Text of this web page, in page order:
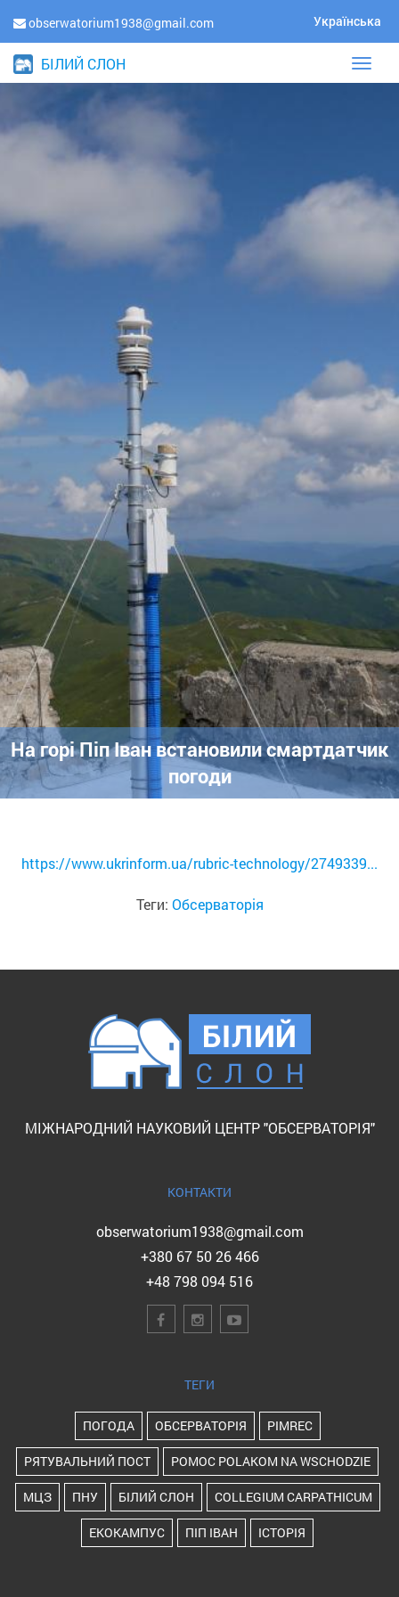
obserwatorium1938@gmail.com Українська
БІЛИЙ СЛОН
На горі Піп Іван встановили смартдатчик
погоди
https://www.ukrinform.ua/rubric-technology/2749339...
Теги: Обсерваторія
МІЖНАРОДНИЙ НАУКОВИЙ ЦЕНТР "ОБСЕРВАТОРІЯ"
КОНТАКТИ
obserwatorium1938@gmail.com
+380 67 50 26 466
+48 798 094 516
ТЕГИ
ПОГОДА ОБСЕРВАТОРІЯ PIMREC
РЯТУВАЛЬНИЙ ПОСТ POMOC POLAKOM NA WSCHODZIE
МЦЗ ПНУ БІЛИЙ СЛОН COLLEGIUM CARPATHICUM
ЕКОКАМПУС ПІП ІВАН ІСТОРІЯ